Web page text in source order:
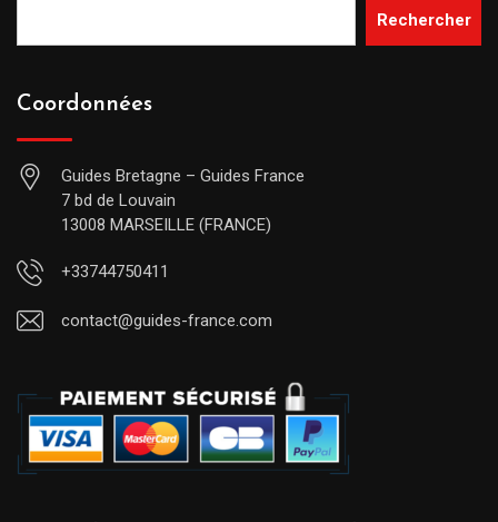
Rechercher
Coordonnées
Guides Bretagne – Guides France
7 bd de Louvain
13008 MARSEILLE (FRANCE)
+33744750411
contact@guides-france.com